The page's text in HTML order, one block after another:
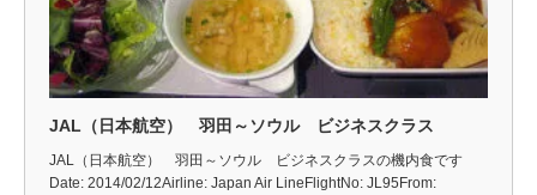
JAL（日本航空） 羽田～ソウル ビジネスクラス
JAL（日本航空） 羽田～ソウル ビジネスクラスの機内食です
Date: 2014/02/12Airline: Japan Air LineFlightNo: JL95From: